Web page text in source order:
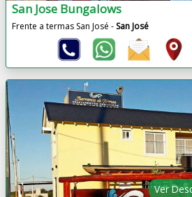
San Jose Bungalows
Frente a termas San José - San José
Ver